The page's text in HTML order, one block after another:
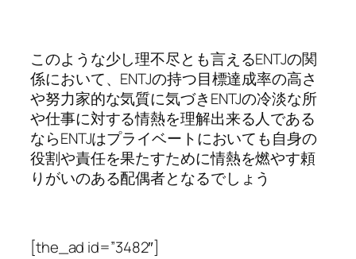
このような少し理不尽とも言えるENTJの関
係において、ENTJの持つ目標達成率の高さ
や努力家的な気質に気づきENTJの冷淡な所
や仕事に対する情熱を理解出来る人である
ならENTJはプライベートにおいても自身の
役割や責任を果たすために情熱を燃やす頼
りがいのある配偶者となるでしょう
[the_ad id=”3482″]